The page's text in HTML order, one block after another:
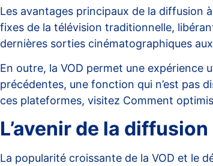
Les avantages principaux de la diffusion
fixes de la télévision traditionnelle,
dernières sorties cinématographiques
En outre, la VOD permet une expérience
précédentes, une fonction qui n’est pas
ces plateformes, visitez Comment
L’avenir de la
La popularité croissante de la VOD et le